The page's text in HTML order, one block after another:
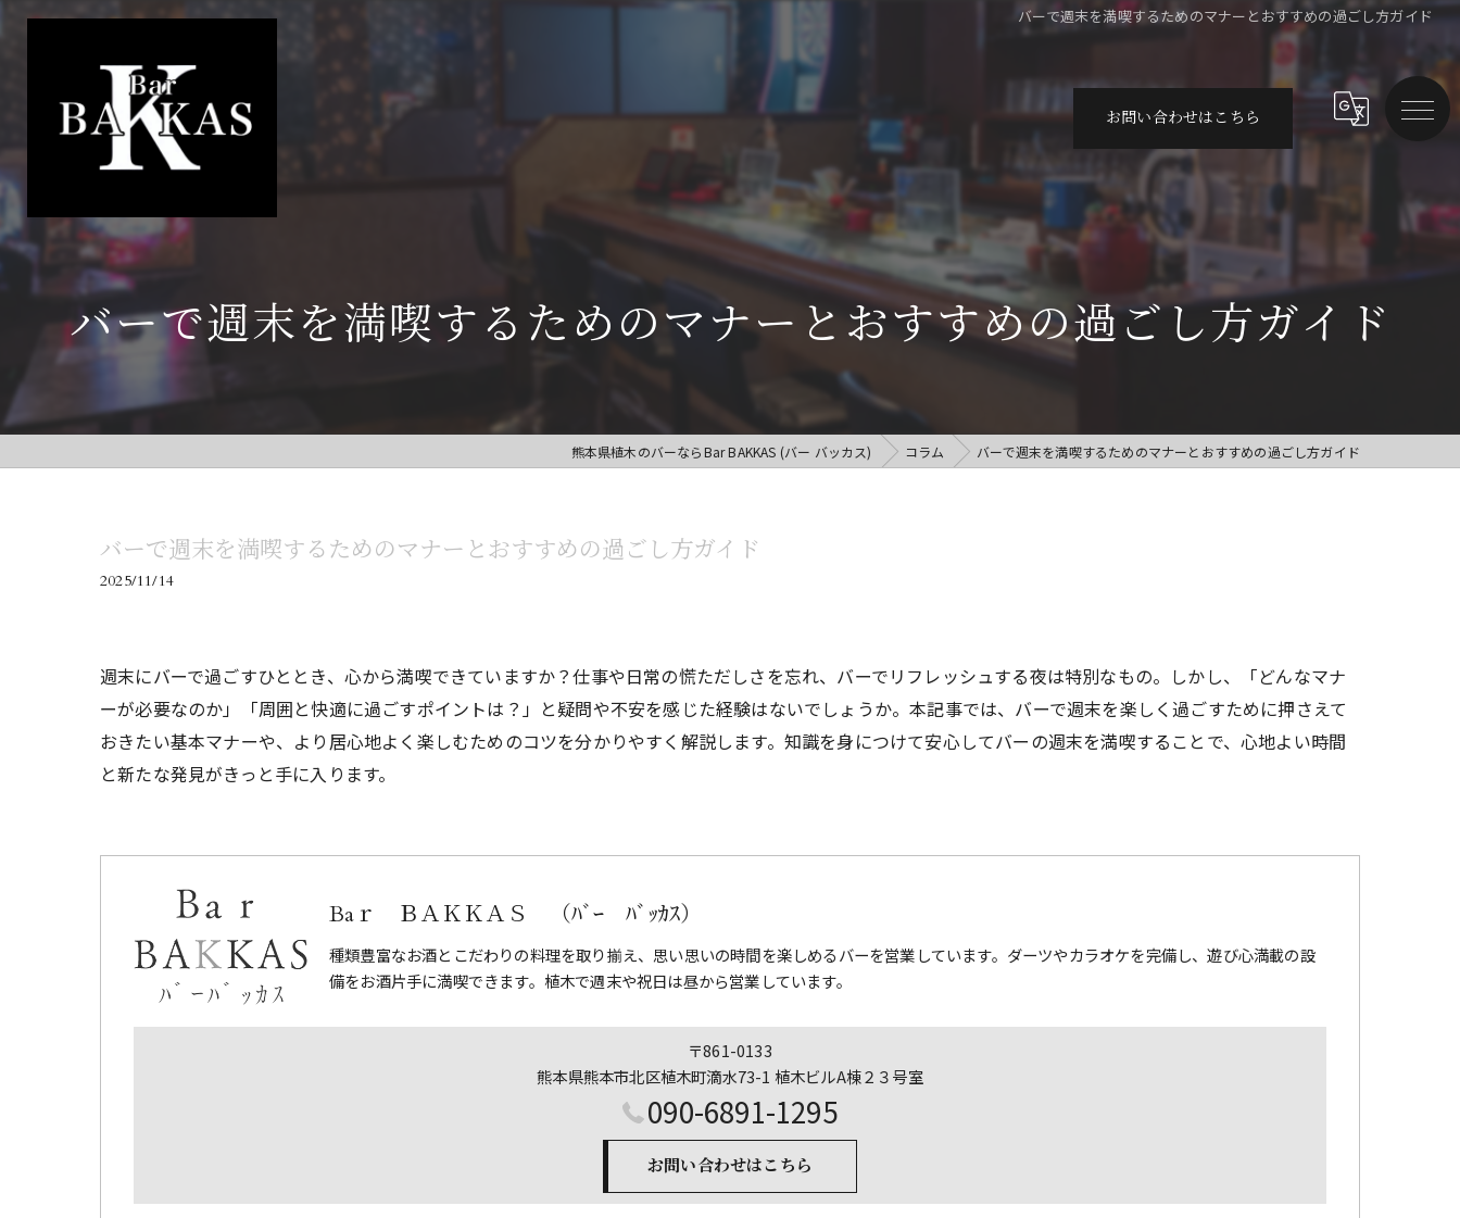
バーで週末を満喫するためのマナーとおすすめの過ごし方ガイド
お問い合わせはこちら
バーで週末を満喫するためのマナーとおすすめの過ごし方ガイド
熊本県植木のバーならBar BAKKAS (バー バッカス) コラム バーで週末を満喫するためのマナーとおすすめの過ごし方ガイド
バーで週末を満喫するためのマナーとおすすめの過ごし方ガイド
2025/11/14
週末にバーで過ごすひととき、心から満喫できていますか？仕事や日常の慌ただしさを忘れ、バーでリフレッシュする夜は特別なもの。しかし、「どんなマナ
ーが必要なのか」「周囲と快適に過ごすポイントは？」と疑問や不安を感じた経験はないでしょうか。本記事では、バーで週末を楽しく過ごすために押さえて
おきたい基本マナーや、より居心地よく楽しむためのコツを分かりやすく解説します。知識を身につけて安心してバーの週末を満喫することで、心地よい時間
と新たな発見がきっと手に入ります。
Baｒ ＢＡＫＫＡＳ （ﾊﾞｰ ﾊﾞｯｶｽ）
種類豊富なお酒とこだわりの料理を取り揃え、思い思いの時間を楽しめるバーを営業しています。ダーツやカラオケを完備し、遊び心満載の設
備をお酒片手に満喫できます。植木で週末や祝日は昼から営業しています。
〒861-0133
熊本県熊本市北区植木町滴水73-1 植木ビルA棟２３号室
090-6891-1295
お問い合わせはこちら